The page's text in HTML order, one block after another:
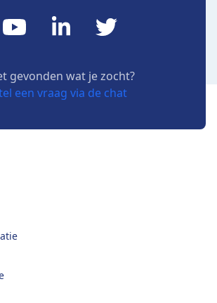
gevonden wat je zocht?
een vraag via de chat